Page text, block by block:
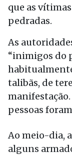
que as
pedradas.
As
“inimigos do
talibãs, de
pessoas
Ao meio-dia,
alguns